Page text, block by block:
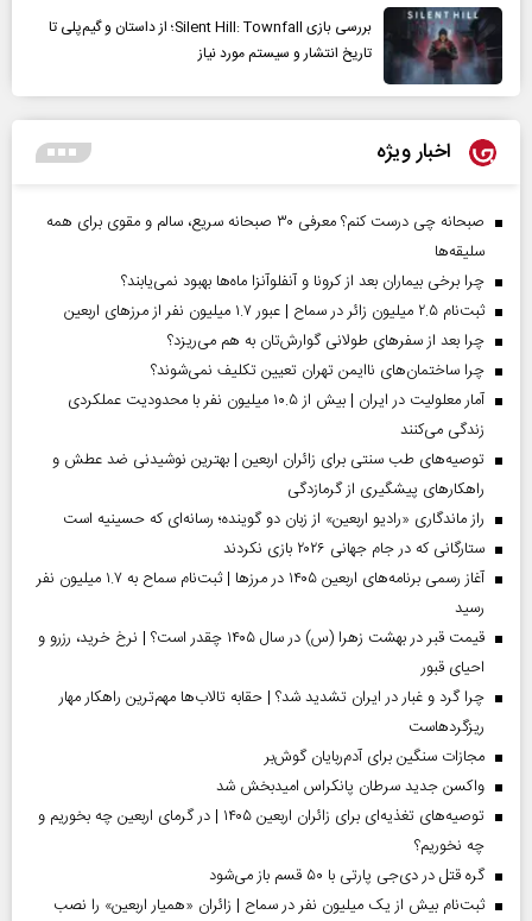
بررسی بازی Silent Hill: Townfall؛ از داستان و گیم‌پلی تا
تاریخ انتشار و سیستم مورد نیاز
اخبار ویژه
صبحانه چی درست کنم؟ معرفی ۳۰ صبحانه سریع، سالم و مقوی برای همه
سلیقه‌ها
چرا برخی بیماران بعد از کرونا و آنفلوآنزا ماه‌ها بهبود نمی‌یابند؟
ثبت‌نام ۲.۵ میلیون زائر در سماح | عبور ۱.۷ میلیون نفر از مرز‌های اربعین
چرا بعد از سفرهای طولانی گوارش‌تان به هم می‌ریزد؟
چرا ساختمان‌های ناایمن تهران تعیین تکلیف نمی‌شوند؟
آمار معلولیت در ایران | بیش از ۱۰.۵ میلیون نفر با محدودیت عملکردی
زندگی می‌کنند
توصیه‌های طب سنتی برای زائران اربعین | بهترین نوشیدنی ضد عطش و
راهکارهای پیشگیری از گرمازدگی
راز ماندگاری «رادیو اربعین» از زبان دو گوینده؛ رسانه‌ای که حسینیه است
ستارگانی که در جام جهانی ۲۰۲۶ بازی نکردند
آغاز رسمی برنامه‌های اربعین ۱۴۰۵ در مرز‌ها | ثبت‌نام سماح به ۱.۷ میلیون نفر
رسید
قیمت قبر در بهشت زهرا (س) در سال ۱۴۰۵ چقدر است؟ | نرخ خرید، رزرو و
احیای قبور
چرا گرد و غبار در ایران تشدید شد؟ | حقابه تالاب‌ها مهم‌ترین راهکار مهار
ریزگردهاست
مجازات سنگین برای آدم‌ربایان گوش‌بر
واکسن جدید سرطان پانکراس امیدبخش شد
توصیه‌های تغذیه‌ای برای زائران اربعین ۱۴۰۵ | در گرمای اربعین چه بخوریم و
چه نخوریم؟
گره قتل در دی‌جی پارتی با ۵۰ قسم باز می‌شود
ثبت‌نام بیش از یک میلیون نفر در سماح | زائران «همیار اربعین» را نصب